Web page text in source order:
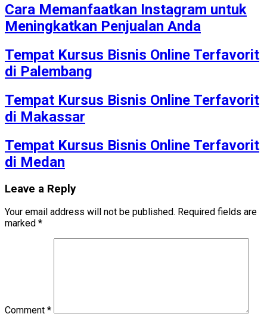
Cara Memanfaatkan Instagram untuk
Meningkatkan Penjualan Anda
Tempat Kursus Bisnis Online Terfavorit
di Palembang
Tempat Kursus Bisnis Online Terfavorit
di Makassar
Tempat Kursus Bisnis Online Terfavorit
di Medan
Leave a Reply
Your email address will not be published. Required fields are
marked *
Comment *